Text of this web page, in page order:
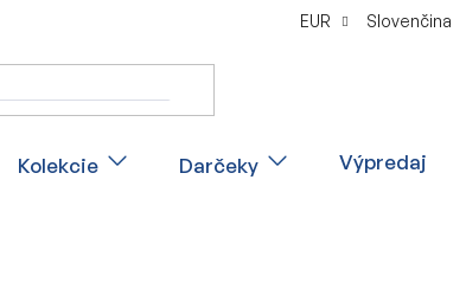
EUR Slovenčina
Kolekcie Darčeky Výpredaj